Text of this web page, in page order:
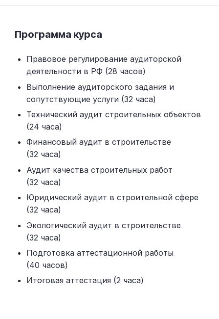
Программа курса
Правовое регулирование аудиторской
деятельности в РФ (28 часов)
Выполнение аудиторского задания и
сопутствующие услуги (32 часа)
Технический аудит строительных объектов
(24 часа)
Финансовый аудит в строительстве
(32 часа)
Аудит качества строительных работ
(32 часа)
Юридический аудит в строительной сфере
(32 часа)
Экологический аудит в строительстве
(32 часа)
Подготовка аттестационной работы
(40 часов)
Итоговая аттестация (2 часа)